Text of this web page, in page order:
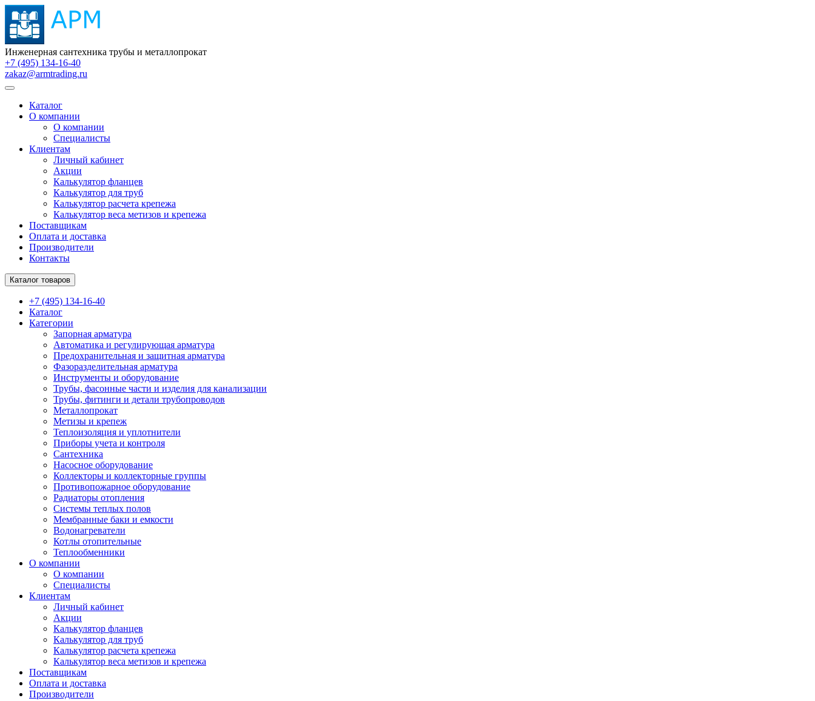
Инженерная сантехника трубы и металлопрокат
+7 (495) 134-16-40
zakaz@armtrading.ru
Каталог
О компании
О компании
Специалисты
Клиентам
Личный кабинет
Акции
Калькулятор фланцев
Калькулятор для труб
Калькулятор расчета крепежа
Калькулятор веса метизов и крепежа
Поставщикам
Оплата и доставка
Производители
Контакты
Каталог товаров
+7 (495) 134-16-40
Каталог
Категории
Запорная арматура
Автоматика и регулирующая арматура
Предохранительная и защитная арматура
Фазоразделительная арматура
Инструменты и оборудование
Трубы, фасонные части и изделия для канализации
Трубы, фитинги и детали трубопроводов
Металлопрокат
Метизы и крепеж
Теплоизоляция и уплотнители
Приборы учета и контроля
Сантехника
Насосное оборудование
Коллекторы и коллекторные группы
Противопожарное оборудование
Радиаторы отопления
Системы теплых полов
Мембранные баки и емкости
Водонагреватели
Котлы отопительные
Теплообменники
О компании
О компании
Специалисты
Клиентам
Личный кабинет
Акции
Калькулятор фланцев
Калькулятор для труб
Калькулятор расчета крепежа
Калькулятор веса метизов и крепежа
Поставщикам
Оплата и доставка
Производители